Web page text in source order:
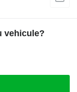
vehicule?